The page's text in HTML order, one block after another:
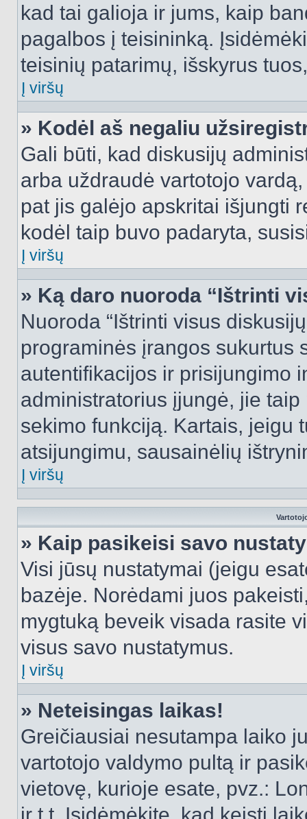
kad tai galioja ir jums, kaip
pagalbos į teisininką.
teisinių patarimų, išskyrus
Į viršų
» Kodėl aš negaliu
Gali būti, kad diskusijų
arba uždraudė vartotojo
pat jis galėjo apskritai išjungti
kodėl taip buvo padaryta,
Į viršų
» Ką daro nuoroda “Ištrinti
Nuoroda “Ištrinti visus
programinės įrangos sukurtus
autentifikacijos ir prisijungimo
administratorius įjungė, jie
sekimo funkciją. Kartais, jeigu
atsijungimu, sausainėlių
Į viršų
» Kaip pasikeisi savo
Visi jūsų nustatymai (jeigu
bazėje. Norėdami juos
mygtuką beveik visada rasite
visus savo nustatymus.
Į viršų
» Neteisingas laikas!
Greičiausiai nesutampa laiko
vartotojo valdymo pultą ir
vietovę, kurioje esate, pvz.: